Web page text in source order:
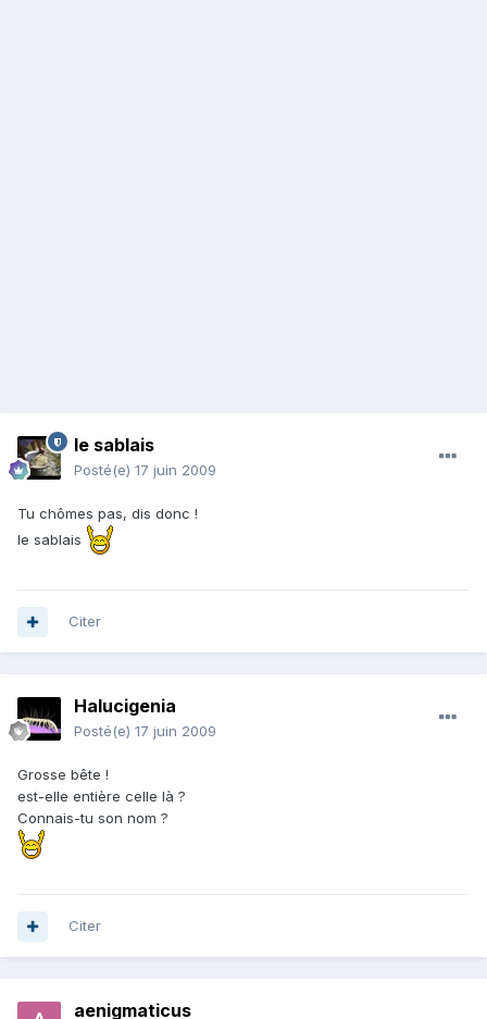
le sablais
Posté(e) 17 juin 2009
Tu chômes pas, dis donc !
le sablais
Citer
Halucigenia
Posté(e) 17 juin 2009
Grosse bête !
est-elle entière celle là ?
Connais-tu son nom ?
Citer
aenigmaticus